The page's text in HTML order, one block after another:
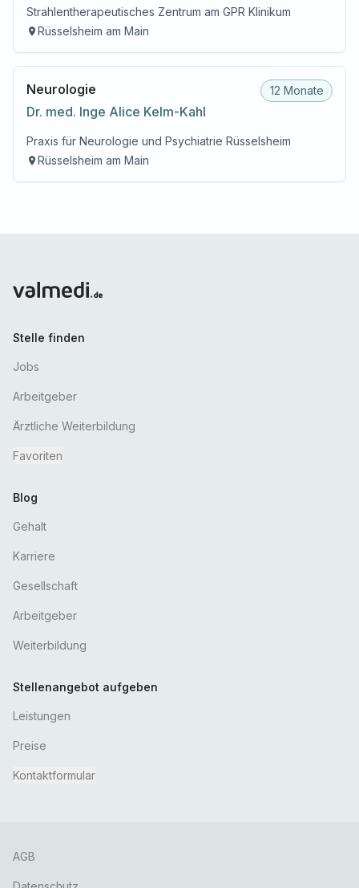
Strahlentherapeutisches Zentrum am GPR Klinikum
Rüsselsheim am Main
Neurologie
Dr. med. Inge Alice Kelm-Kahl
12 Monate
Praxis für Neurologie und Psychiatrie Rüsselsheim
Rüsselsheim am Main
Stelle finden
Jobs
Arbeitgeber
Ärztliche Weiterbildung
Favoriten
Blog
Gehalt
Karriere
Gesellschaft
Arbeitgeber
Weiterbildung
Stellenangebot aufgeben
Leistungen
Preise
Kontaktformular
AGB